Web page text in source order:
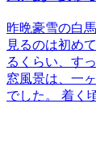
昨晩豪雪の白
見るのは初め
るくらい、す
窓風景は、一
でした。 着く